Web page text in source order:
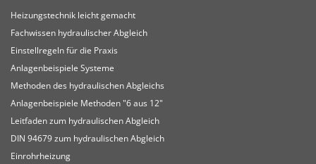
Heizungstechnik leicht gemacht
Fachwissen hydraulischer Abgleich
Einstellregeln für die Praxis
Anlagenbeispiele Systeme
Methoden des hydraulischen Abgleichs
Anlagenbeispiele Methoden "6 aus 12"
Leitfaden zum hydraulischen Abgleich
DIN 94679 zum hydraulischen Abgleich
Einrohrheizung